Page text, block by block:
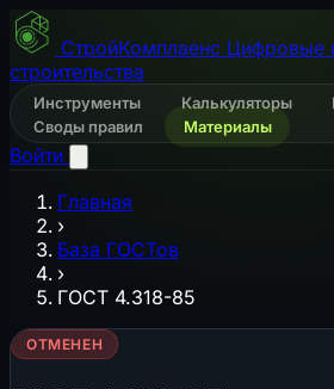
СтройКомплаенс Цифровые
строительства
Инструменты Калькуляторы
Своды правил
Материалы
Войти
Главная
›
База ГОСТов
›
ГОСТ 4.318-85
ОТМЕНЕН